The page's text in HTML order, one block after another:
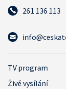
261 136 113
TV program
Živé vysílání